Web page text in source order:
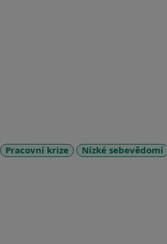
Pracovní krize Nízké sebevědomí